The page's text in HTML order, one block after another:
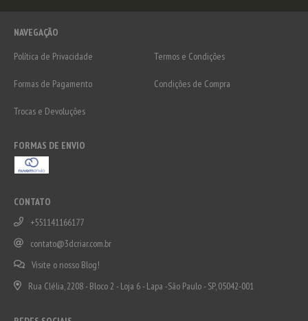
NAVEGAÇÃO
Política de Privacidade
Termos e Condições
Formas de Pagamento Condições de Compra
Trocas e Devoluções
FORMAS DE ENVIO
CONTATO
+551141166177
contato@3dcriar.com.br
Visite o nosso Blog!
Rua Clélia, 2208 - Bloco 2 - Loja 6 - Lapa -São Paulo - SP, 05042-001